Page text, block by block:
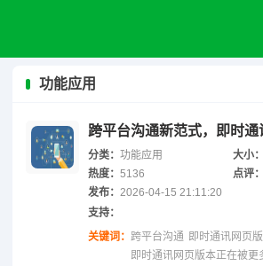
功能应用
跨平台沟通新范式，即时
分类： 功能应用 大小
热度： 5136 点评
发布： 2026-04-15 21:11:20
支持：
关键词： 跨平台沟通 即时通讯网页版
即时通讯网页版本正在被更